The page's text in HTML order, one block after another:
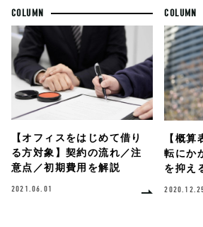
COLUMN
【オフィスをはじめて借り
る方対象】契約の流れ／注
意点／初期費用を解説
2021.06.01
COLUMN
【概
転にか
を抑え